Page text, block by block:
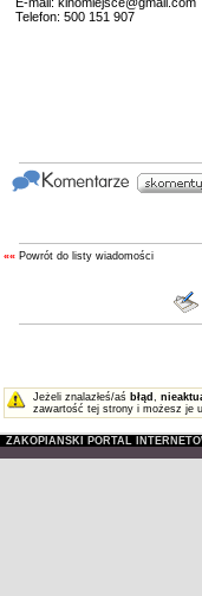
Telefon: 500 151 907
«« Powrót do listy wiadomości
Jeżeli znalazłeś/aś błąd ,
zawartość tej strony i możesz je
ZAKOPIAŃSKI PORTAL